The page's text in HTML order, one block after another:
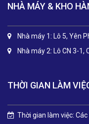
NHÀ MÁY & KHO
Nhà máy 1: Lô 5, Yên
Nhà máy 2: Lô CN 3-1,
THỜI GIAN LÀM
Thời gian làm việc: